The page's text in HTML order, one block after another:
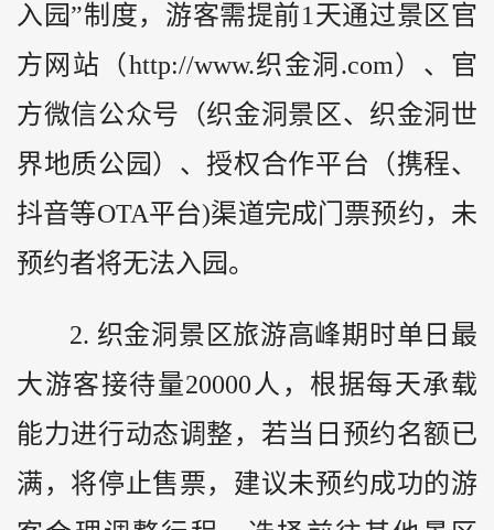
入园”制度，游客需提前1天通过景区官
方网站（http://www.织金洞.com）、官
方微信公众号（织金洞景区、织金洞世
界地质公园）、授权合作平台（携程、
抖音等OTA平台)渠道完成门票预约，未
预约者将无法入园。
2. 织金洞景区旅游高峰期时单日最
大游客接待量20000⼈，根据每天承载
能力进行动态调整，若当日预约名额已
满，将停止售票，建议未预约成功的游